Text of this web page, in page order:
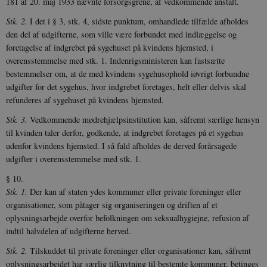
Stk. 2. I det i § 3, stk. 4, sidste punktum, omhandlede tilfælde afholdes
den del af udgifterne, som ville være forbundet med indlæggelse og
foretagelse af indgrebet på sygehuset på kvindens hjemsted, i
overensstemmelse med stk. 1. Indenrigsministeren kan fastsætte
bestemmelser om, at de med kvindens sygehusophold iøvrigt forbundne
udgifter for det sygehus, hvor indgrebet foretages, helt eller delvis skal
refunderes af sygehuset på kvindens hjemsted.
Stk. 3. Vedkommende mødrehjælpsinstitution kan, såfremt særlige hensyn
til kvinden taler derfor, godkende, at indgrebet foretages på et sygehus
udenfor kvindens hjemsted. I så fald afholdes de derved forårsagede
udgifter i overensstemmelse med stk. 1.
§ 10.
Stk. 1. Der kan af staten ydes kommuner eller private foreninger eller
organisationer, som påtager sig organiseringen og driften af et
oplysningsarbejde overfor befolkningen om seksualhygiejne, refusion af
indtil halvdelen af udgifterne herved.
Stk. 2. Tilskuddet til private foreninger eller organisationer kan, såfremt
oplysningsarbejdet har særlig tilknytning til bestemte kommuner, betinges
be_typo_user
.danmarkshistorien.dk
sp_t
Spotify Inc.
.spotify.com
1 år
sp_landing
Spotify Inc.
.spotify.com